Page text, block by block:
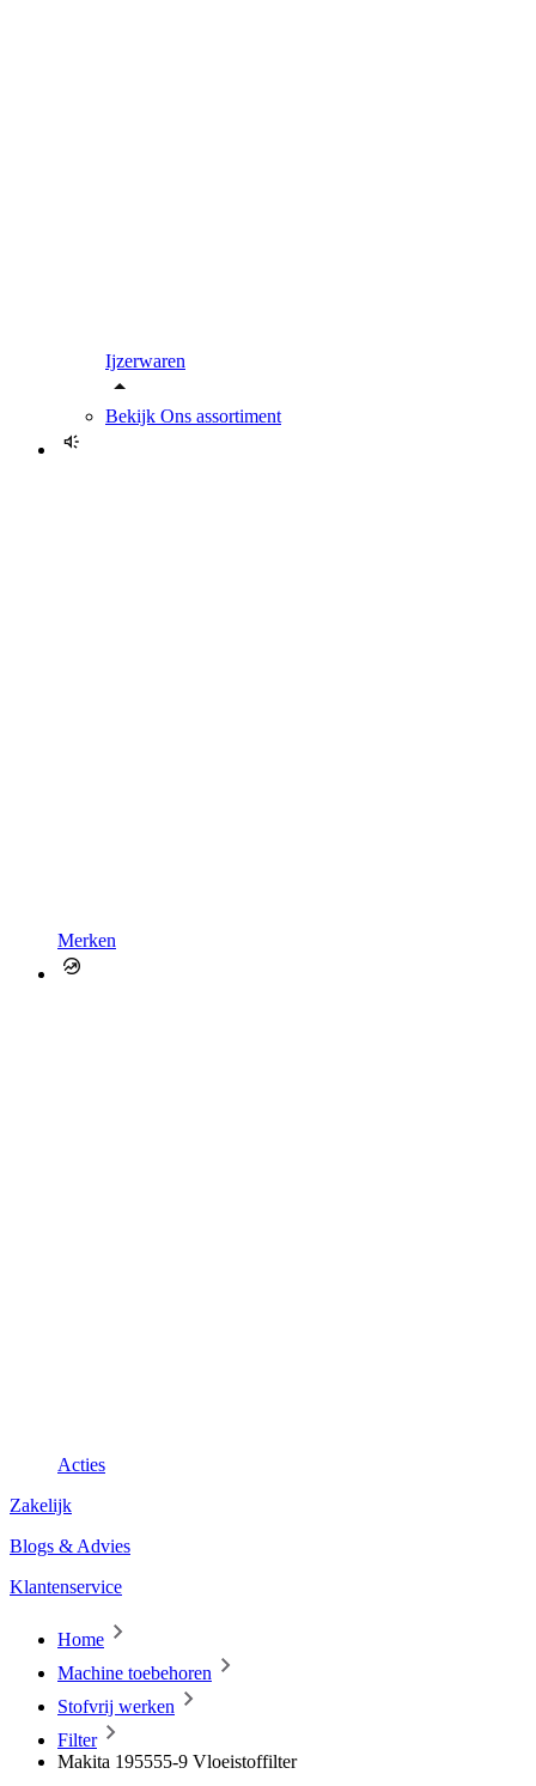
Ijzerwaren
Bekijk Ons assortiment
Merken
Acties
Zakelijk
Blogs & Advies
Klantenservice
Home
Machine toebehoren
Stofvrij werken
Filter
Makita 195555-9 Vloeistoffilter